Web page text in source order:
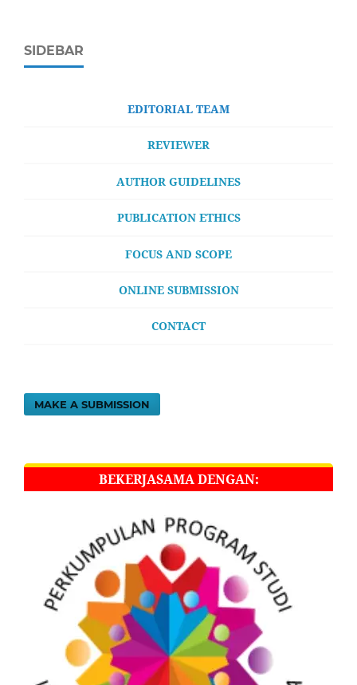
SIDEBAR
EDITORIAL TEAM
REVIEWER
AUTHOR GUIDELINES
PUBLICATION ETHICS
FOCUS AND SCOPE
ONLINE SUBMISSION
CONTACT
MAKE A SUBMISSION
BEKERJASAMA DENGAN: